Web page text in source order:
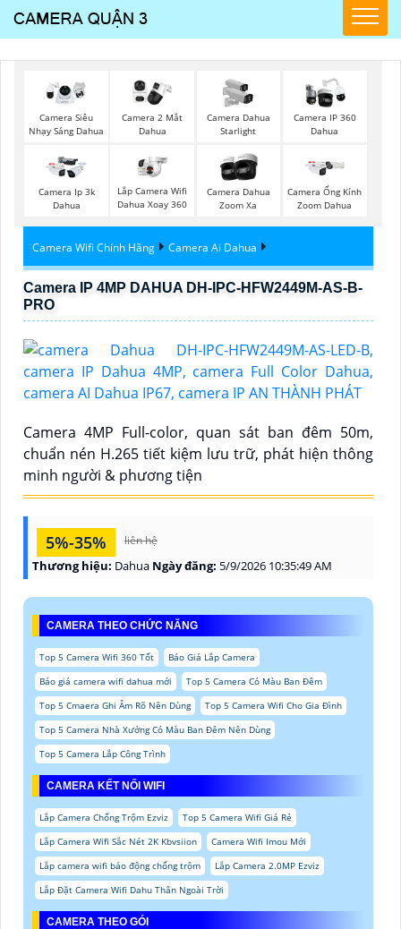
Camera Siêu
Nhạy Sáng Dahua
Camera 2 Mắt
Dahua
Camera Dahua
Starlight
Camera IP 360
Dahua
Camera Ip 3k
Dahua
Lắp Camera Wifi
Dahua Xoay 360
Camera Dahua
Zoom Xa
Camera Ống Kính
Zoom Dahua
Camera Wifi Chính Hãng Camera Ai Dahua
Camera IP 4MP DAHUA DH-IPC-HFW2449M-AS-B-
PRO
Camera 4MP Full-color, quan sát ban đêm 50m,
chuẩn nén H.265 tiết kiệm lưu trữ, phát hiện thông
minh người & phương tiện
5%-35% liên hệ
Thương hiệu: Dahua Ngày đăng: 5/9/2026 10:35:49 AM
CAMERA THEO CHỨC NĂNG
Top 5 Camera Wifi 360 Tốt
Báo Giá Lắp Camera
Báo giá camera wifi dahua mới
Top 5 Camera Có Màu Ban Đêm
Top 5 Cmaera Ghi Âm Rõ Nên Dùng
Top 5 Camera Wifi Cho Gia Đình
Top 5 Camera Nhà Xưởng Có Màu Ban Đêm Nên Dùng
Top 5 Camera Lắp Công Trình
CAMERA KẾT NỐI WIFI
Lắp Camera Chống Trộm Ezviz
Top 5 Camera Wifi Giá Rẻ
Lắp Camera Wifi Sắc Nét 2K Kbvsiion
Camera Wifi Imou Mới
Lắp camera wifi báo động chống trộm
Lắp Camera 2.0MP Ezviz
Lắp Đặt Camera Wifi Dahu Thân Ngoài Trời
CAMERA THEO GÓI